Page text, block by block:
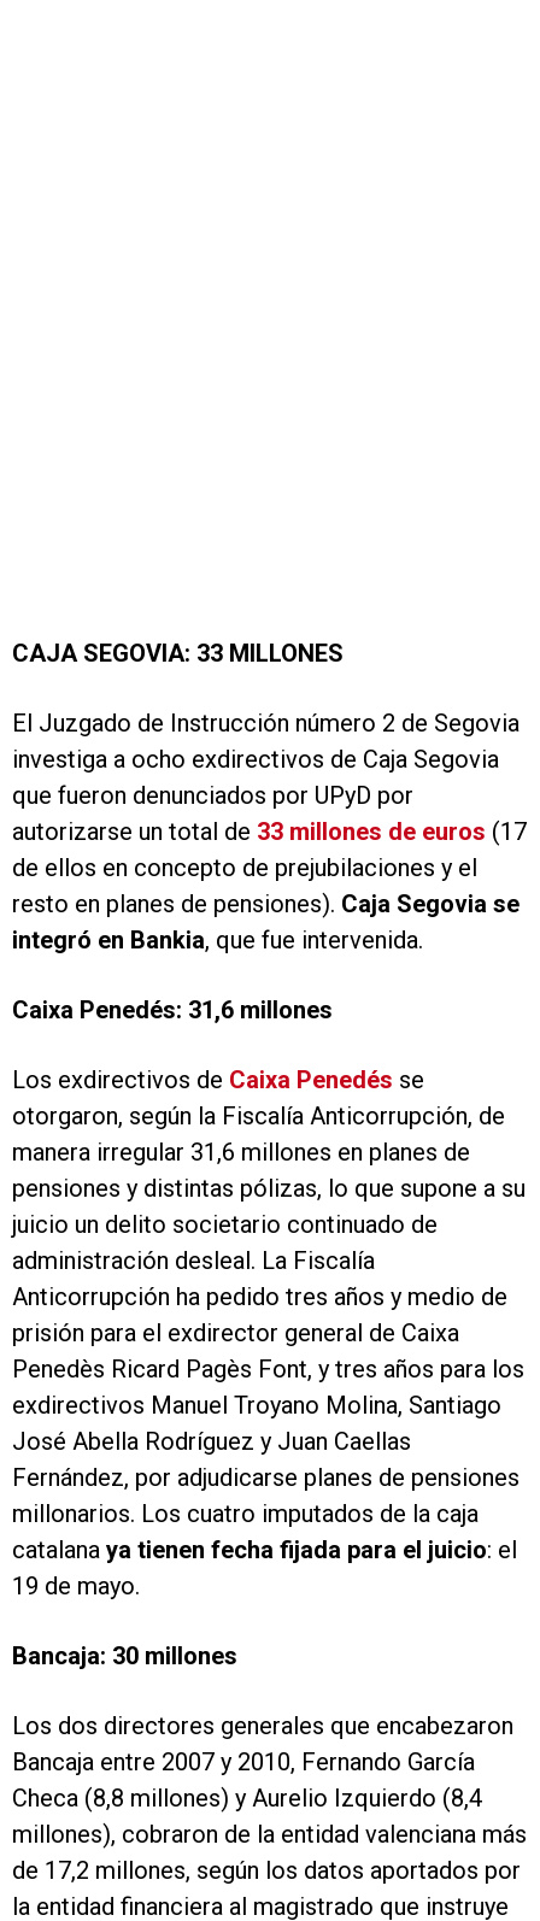
CAJA SEGOVIA: 33 MILLONES
El Juzgado de Instrucción número 2 de Segovia
investiga a ocho exdirectivos de Caja Segovia
que fueron denunciados por UPyD por
autorizarse un total de 33 millones de euros (17
de ellos en concepto de prejubilaciones y el
resto en planes de pensiones). Caja Segovia se
integró en Bankia, que fue intervenida.
Caixa Penedés: 31,6 millones
Los exdirectivos de Caixa Penedés se
otorgaron, según la Fiscalía Anticorrupción, de
manera irregular 31,6 millones en planes de
pensiones y distintas pólizas, lo que supone a su
juicio un delito societario continuado de
administración desleal. La Fiscalía
Anticorrupción ha pedido tres años y medio de
prisión para el exdirector general de Caixa
Penedès Ricard Pagès Font, y tres años para los
exdirectivos Manuel Troyano Molina, Santiago
José Abella Rodríguez y Juan Caellas
Fernández, por adjudicarse planes de pensiones
millonarios. Los cuatro imputados de la caja
catalana ya tienen fecha fijada para el juicio: el
19 de mayo.
Bancaja: 30 millones
Los dos directores generales que encabezaron
Bancaja entre 2007 y 2010, Fernando García
Checa (8,8 millones) y Aurelio Izquierdo (8,4
millones), cobraron de la entidad valenciana más
de 17,2 millones, según los datos aportados por
la entidad financiera al magistrado que instruye